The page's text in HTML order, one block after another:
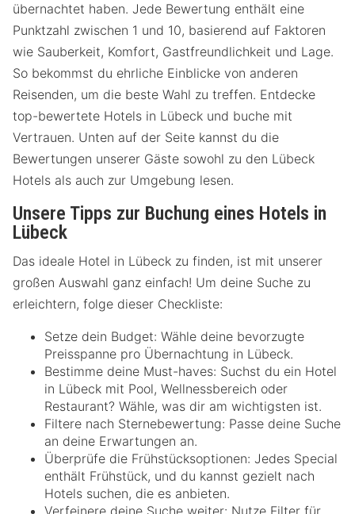
übernachtet haben. Jede Bewertung enthält eine
Punktzahl zwischen 1 und 10, basierend auf Faktoren
wie Sauberkeit, Komfort, Gastfreundlichkeit und Lage.
So bekommst du ehrliche Einblicke von anderen
Reisenden, um die beste Wahl zu treffen. Entdecke
top-bewertete Hotels in Lübeck und buche mit
Vertrauen. Unten auf der Seite kannst du die
Bewertungen unserer Gäste sowohl zu den Lübeck
Hotels als auch zur Umgebung lesen.
Unsere Tipps zur Buchung eines Hotels in
Lübeck
Das ideale Hotel in Lübeck zu finden, ist mit unserer
großen Auswahl ganz einfach! Um deine Suche zu
erleichtern, folge dieser Checkliste:
Setze dein Budget: Wähle deine bevorzugte
Preisspanne pro Übernachtung in Lübeck.
Bestimme deine Must-haves: Suchst du ein Hotel
in Lübeck mit Pool, Wellnessbereich oder
Restaurant? Wähle, was dir am wichtigsten ist.
Filtere nach Sternebewertung: Passe deine Suche
an deine Erwartungen an.
Überprüfe die Frühstücksoptionen: Jedes Special
enthält Frühstück, und du kannst gezielt nach
Hotels suchen, die es anbieten.